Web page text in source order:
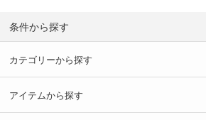
条件から探す
カテゴリーから探す
アイテムから探す